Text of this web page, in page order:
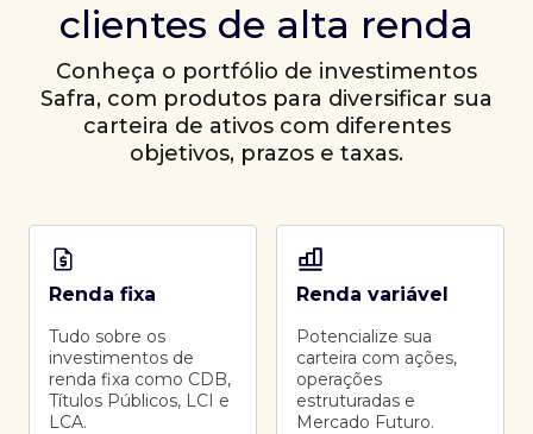
clientes de alta renda
Conheça o portfólio de investimentos
Safra, com produtos para diversificar sua
carteira de ativos com diferentes
objetivos, prazos e taxas.
Renda fixa
Tudo sobre os
investimentos de
renda fixa como CDB,
Títulos Públicos, LCI e
LCA.
Renda variável
Potencialize sua
carteira com ações,
operações
estruturadas e
Mercado Futuro.